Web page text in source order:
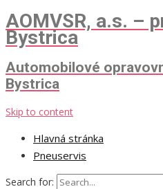
AOMVSR, a.s. –
Bystrica
Automobilové
Bystrica
Skip to content
Hlavná stránka
Pneuservis
Search for: